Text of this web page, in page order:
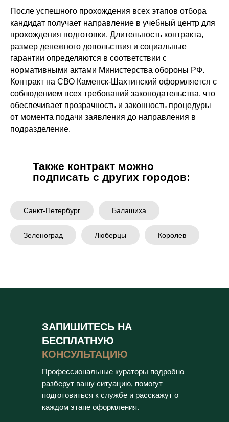
После успешного прохождения всех этапов отбора
кандидат получает направление в учебный центр для
прохождения подготовки. Длительность контракта,
размер денежного довольствия и социальные
гарантии определяются в соответствии с
нормативными актами Министерства обороны РФ.
Контракт на СВО Каменск-Шахтинский оформляется с
соблюдением всех требований законодательства, что
обеспечивает прозрачность и законность процедуры
от момента подачи заявления до направления в
подразделение.
Также контракт можно
подписать с других городов:
Санкт-Петербург Балашиха
Зеленоград Люберцы Королев
ЗАПИШИТЕСЬ НА
БЕСПЛАТНУЮ
КОНСУЛЬТАЦИЮ
Профессиональные кураторы подробно
разберут вашу ситуацию, помогут
подготовиться к службе и расскажут о
каждом этапе оформления.